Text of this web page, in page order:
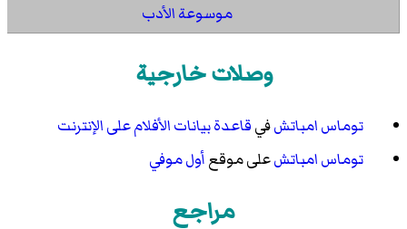
موسوعة الأدب
وصلات خارجية
توماس امباتشفيقاعدة بيانات الأفلام على الإنترنت
توماس امباتشعلى موقعأول موفي
مراجع